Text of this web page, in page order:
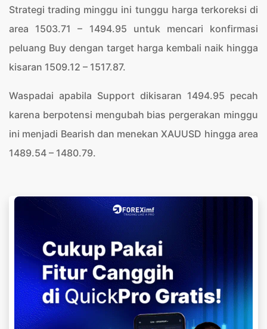
Strategi trading minggu ini tunggu harga terkoreksi di
area 1503.71 – 1494.95 untuk mencari konfirmasi
peluang Buy dengan target harga kembali naik hingga
kisaran 1509.12 – 1517.87.
Waspadai apabila Support dikisaran 1494.95 pecah
karena berpotensi mengubah bias pergerakan minggu
ini menjadi Bearish dan menekan XAUUSD hingga area
1489.54 – 1480.79.